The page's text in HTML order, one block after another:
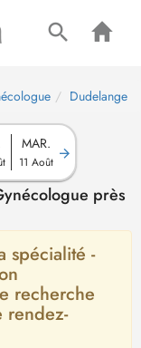
Dudelange
MAR.
11 Août
près
spécialité -
recherche
rendez-